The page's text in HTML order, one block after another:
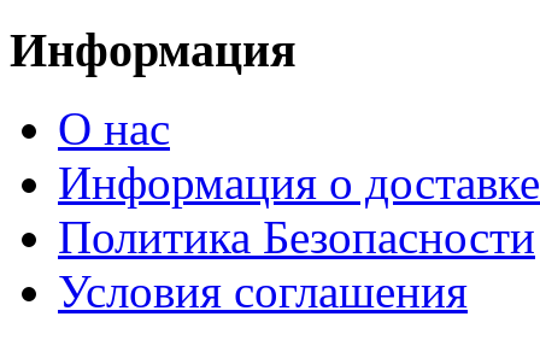
Информация
О нас
Информация о доставке
Политика Безопасности
Условия соглашения